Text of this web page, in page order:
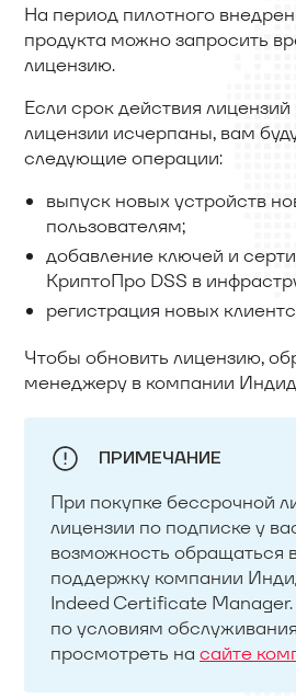
На период пилотного
продукта можно запросить
лицензию.
Если срок действия
лицензии исчерпаны, вам
следующие операции:
выпуск новых устройств
пользователям;
добавление ключей и
КриптоПро DSS в
регистрация новых
Чтобы обновить лицензию,
менеджеру в компании
ПРИМЕЧАНИЕ
При покупке бессрочной
лицензии по подписке у
возможность обращаться
поддержку компании
Indeed Certificate
по условиям
просмотреть на сайте